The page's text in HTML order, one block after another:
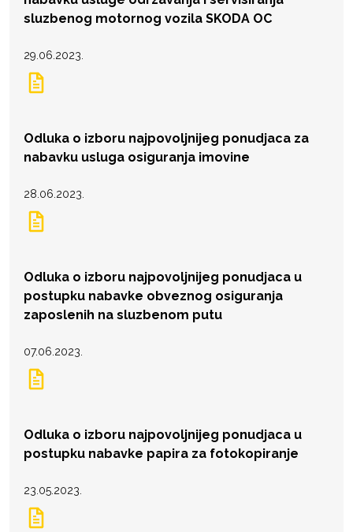
sluzbenog motornog vozila SKODA OC
29.06.2023.
Odluka o izboru najpovoljnijeg ponudjaca za
nabavku usluga osiguranja imovine
28.06.2023.
Odluka o izboru najpovoljnijeg ponudjaca u
postupku nabavke obveznog osiguranja
zaposlenih na sluzbenom putu
07.06.2023.
Odluka o izboru najpovoljnijeg ponudjaca u
postupku nabavke papira za fotokopiranje
23.05.2023.